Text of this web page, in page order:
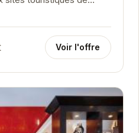
est moderne et bien...
Voir l'offre